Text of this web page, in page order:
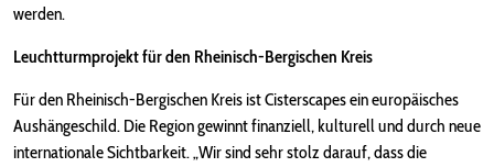
werden.
Leuchtturmprojekt für den Rheinisch-Bergischen Kreis
Für den Rheinisch-Bergischen Kreis ist Cisterscapes ein europäisches
Aushängeschild. Die Region gewinnt finanziell, kulturell und durch neue
internationale Sichtbarkeit. „Wir sind sehr stolz darauf, dass die